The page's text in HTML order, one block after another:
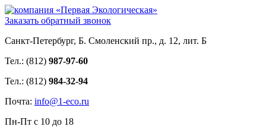
Заказать обратный звонок
Санкт-Петербург, Б. Смоленский пр., д. 12, лит. Б
Тел.: (812) 987-97-60
Тел.: (812) 984-32-94
Почта: info@1-eco.ru
Пн-Пт с 10 до 18